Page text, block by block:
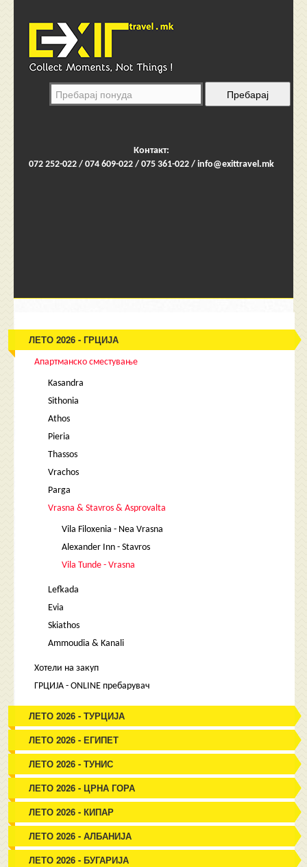
Контакт:
072 252-022 / 074 609-022 / 075 361-022 / info@exittravel.mk
ЛЕТО 2026 - ГРЦИЈА
Апартманско сместување
Kasandra
Sithonia
Athos
Pieria
Thassos
Vrachos
Parga
Vrasna & Stavros & Asprovalta
Vila Filoxenia - Nea Vrasna
Alexander Inn - Stavros
Vila Tunde - Vrasna
Lefkada
Evia
Skiathos
Ammoudia & Kanali
Хотели на закуп
ГРЦИЈА - ONLINE пребарувач
ЛЕТО 2026 - ТУРЦИЈА
ЛЕТО 2026 - ЕГИПЕТ
ЛЕТО 2026 - ТУНИС
ЛЕТО 2026 - ЦРНА ГОРА
ЛЕТО 2026 - КИПАР
ЛЕТО 2026 - АЛБАНИЈА
ЛЕТО 2026 - БУГАРИЈА